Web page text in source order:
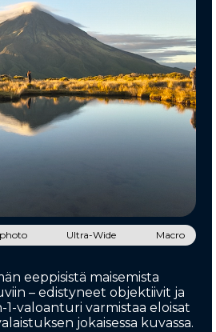
Ultra-Wide Macro
eeppisistä maisemista
– edistyneet objektiivit ja
1-valoanturi varmistaa eloisat
jokaisessa kuvassa.